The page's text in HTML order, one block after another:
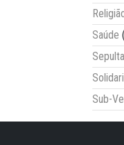
Saúde
Sub-